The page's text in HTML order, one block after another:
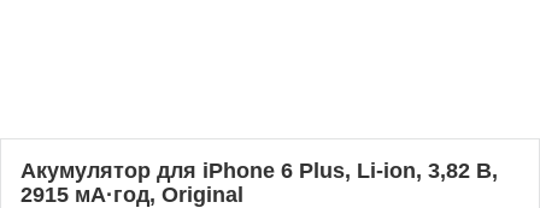
Акумулятор для iPhone 6 Plus, Li-ion, 3,82 В,
2915 мА·год, Original